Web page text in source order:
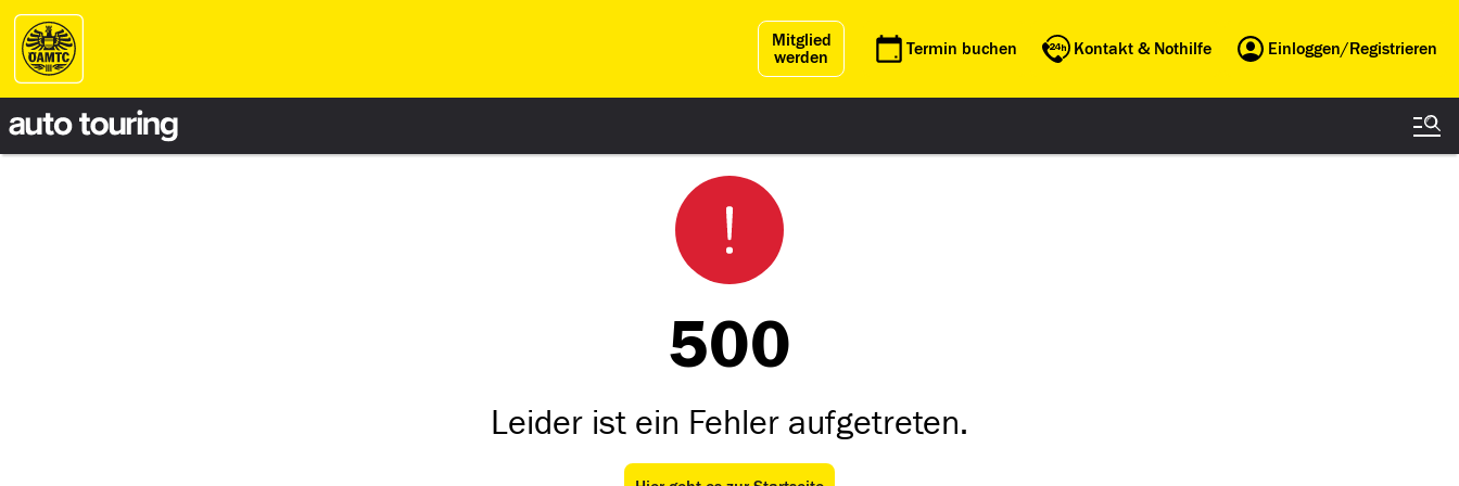
Mitglied
werden
Termin buchen Kontakt & Nothilfe Einloggen/Registrieren
500
Leider ist ein Fehler aufgetreten.